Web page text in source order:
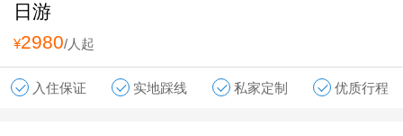
日游
¥2980/人起
入住保证 实地踩线 私家定制 优质行程